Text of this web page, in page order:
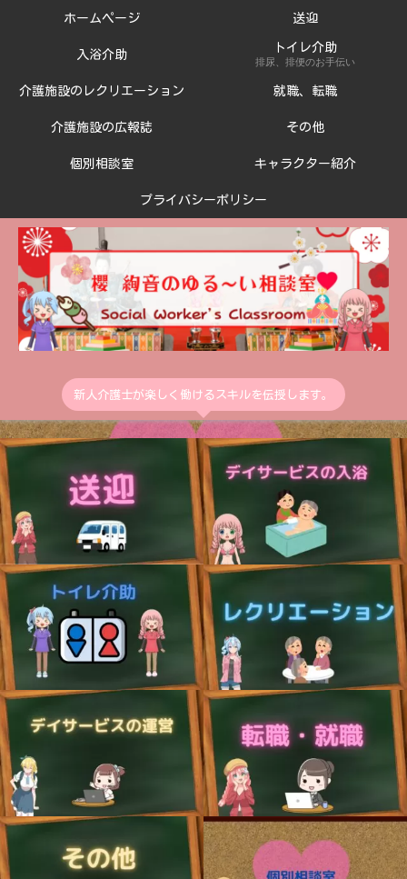
新人介護士が楽しく働けるスキルを伝授します。
ホームページ 送迎
入浴介助
トイレ介助
排尿、排便のお手伝い
介護施設のレクリエーション 就職、転職
介護施設の広報誌 その他
個別相談室 キャラクター紹介
プライバシーポリシー